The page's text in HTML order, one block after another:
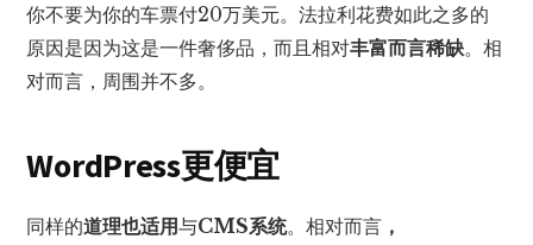
你不要为你的车票付20万美元。法拉利花费如此之多的
原因是因为这是一件奢侈品，而且相对丰富而言稀缺。相
对而言，周围并不多。
WordPress更便宜
同样的道理也适用与CMS系统。相对而言 ，